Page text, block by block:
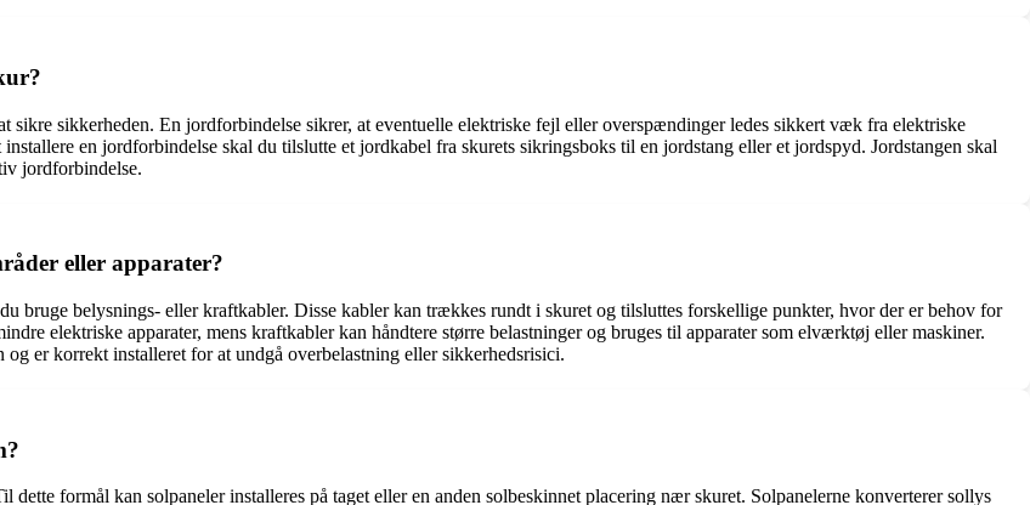
sikre sikkerheden. En jordforbindelse sikrer, at eventuelle elektriske fejl eller overspændinger ledes sikkert væk fra elektriske
en jordforbindelse skal du tilslutte et jordkabel fra skurets sikringsboks til en jordstang eller et jordspyd. Jordstangen skal
jordforbindelse.
eller apparater?
bruge belysnings- eller kraftkabler. Disse kabler kan trækkes rundt i skuret og tilsluttes forskellige punkter, hvor der er behov for
elektriske apparater, mens kraftkabler kan håndtere større belastninger og bruges til apparater som elværktøj eller maskiner.
er korrekt installeret for at undgå overbelastning eller sikkerhedsrisici.
formål kan solpaneler installeres på taget eller en anden solbeskinnet placering nær skuret. Solpanelerne konverterer sollys